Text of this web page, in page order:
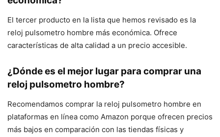
El tercer producto en la lista que hemos revisado es la
reloj pulsometro hombre más económica. Ofrece
características de alta calidad a un precio accesible.
¿Dónde es el mejor lugar para comprar una
reloj pulsometro hombre?
Recomendamos comprar la reloj pulsometro hombre en
plataformas en línea como Amazon porque ofrecen precios
más bajos en comparación con las tiendas físicas y